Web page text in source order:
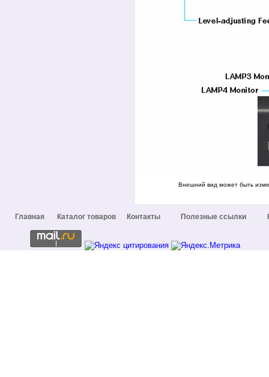
Внешний вид может быть
Главная Каталог товаров Контакты Полезные ссылки